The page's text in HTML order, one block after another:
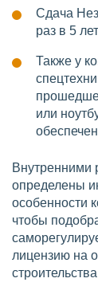
Сдача
раз в 5
Также у
или
Внутренними
определены
особенности
чтобы
лицензию на